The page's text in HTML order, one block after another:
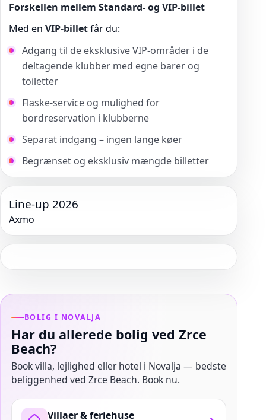
Forskellen mellem Standard- og VIP-billet
Med en VIP-billetfår du:
Adgang til de eksklusive VIP-områder i de
deltagende klubber med egne barer og
toiletter
Flaske-service og mulighed for
bordreservation i klubberne
Separat indgang – ingen lange køer
Begrænset og eksklusiv mængde billetter
Line-up 2026
Axmo
BOLIG I NOVALJA
Har du allerede bolig ved Zrce
Beach?
Book villa, lejlighed eller hotel i Novalja — bedste
beliggenhed ved Zrce Beach. Book nu.
Villaer & feriehuse